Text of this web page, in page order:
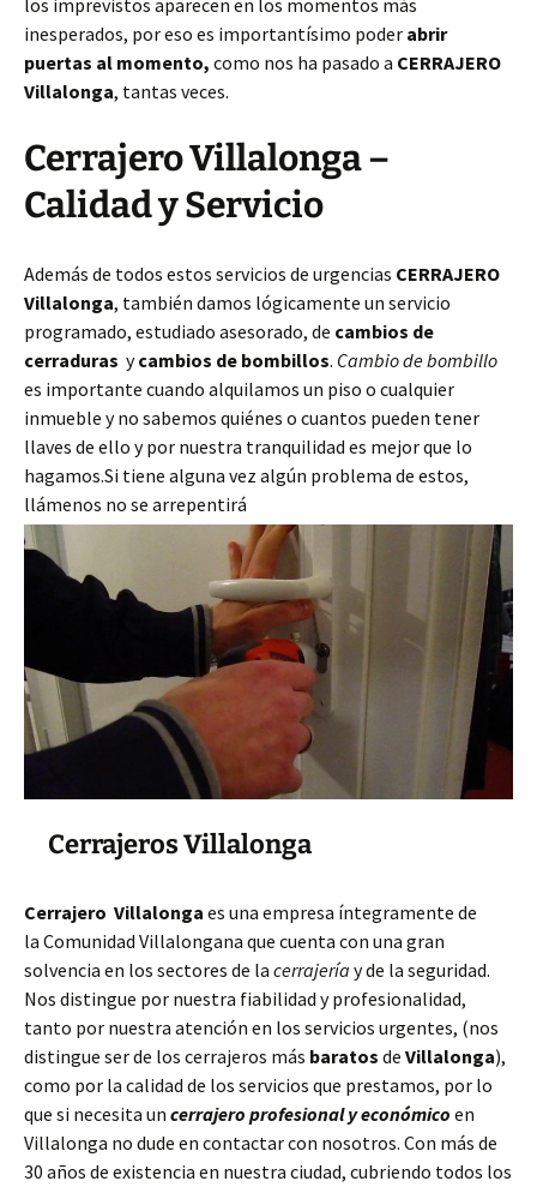
los imprevistos aparecen en los momentos más
inesperados, por eso es importantísimo poder abrir
puertas al momento, como nos ha pasado a CERRAJERO
Villalonga, tantas veces.
Cerrajero Villalonga –
Calidad y Servicio
Además de todos estos servicios de urgencias CERRAJERO
Villalonga, también damos lógicamente un servicio
programado, estudiado asesorado, de cambios de
cerraduras ycambios de bombillos. Cambio de bombillo
es importante cuando alquilamos un piso o cualquier
inmueble y no sabemos quiénes o cuantos pueden tener
llaves de ello y por nuestra tranquilidad es mejor que lo
hagamos.Si tiene alguna vez algún problema de estos,
llámenos no se arrepentirá
Cerrajeros Villalonga
Cerrajero Villalonga es una empresa íntegramente de
la Comunidad Villalongana que cuenta con una gran
solvencia en los sectores de la cerrajería y de la seguridad.
Nos distingue por nuestra fiabilidad y profesionalidad,
tanto por nuestra atención en los servicios urgentes, (nos
distingue ser de los cerrajeros más baratos de Villalonga),
como por la calidad de los servicios que prestamos, por lo
que si necesita un cerrajero profesional y económico en
Villalonga no dude en contactar con nosotros. Con más de
30 años de existencia en nuestra ciudad, cubriendo todos los